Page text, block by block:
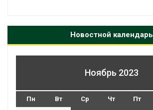
Новостной календарь
Ноябрь 2023
Пн Вт Ср Чт Пт